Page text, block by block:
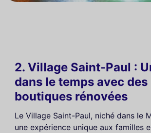
2. Village Saint-Paul :
dans le temps avec des
boutiques rénovées
Le Village Saint-Paul, niché dans le
une expérience unique aux familles